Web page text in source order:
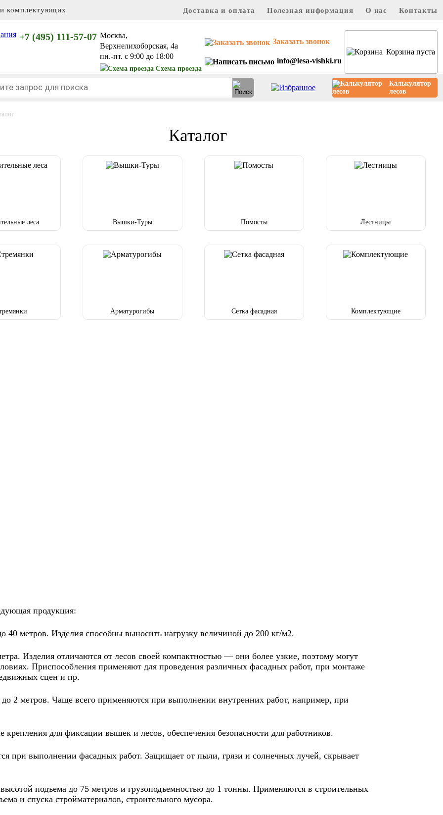
комплектующих Доставка и оплата Полезная информация О нас Контакты
+7 (495) 111-57-07 Москва,
Верхнелихоборская, 4а
пн.-пт. с 9:00 до 18:00
Схема проезда
Заказать звонок
info@lesa-vishki.ru
Корзина пуста
Калькулятор
лесов
Каталог
леса Вышки-Туры Помосты Лестницы
Арматурогибы Сетка фасадная Комплектующие
продукция:
40 метров. Изделия способны выносить нагрузку величиной до 200 кг/м2.
Изделия отличаются от лесов своей компактностью — они более узкие, поэтому могут
Приспособления применяют для проведения различных фасадных работ, при монтаже
сцен и пр.
2 метров. Чаще всего применяются при выполнении внутренних работ, например, при
для фиксации вышек и лесов, обеспечения безопасности для работников.
при выполнении фасадных работ. Защищает от пыли, грязи и солнечных лучей, скрывает
подъема до 75 метров и грузоподъемностью до 1 тонны. Применяются в строительных
и спуска стройматериалов, строительного мусора.